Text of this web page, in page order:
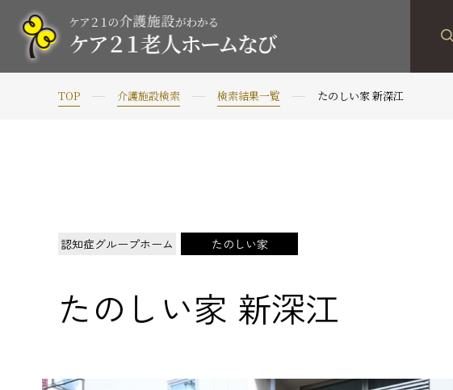
TOP 介護施設検索 検索結果一覧 たのしい家 新深江
認知症グループホーム たのしい家
たのしい家 新深江